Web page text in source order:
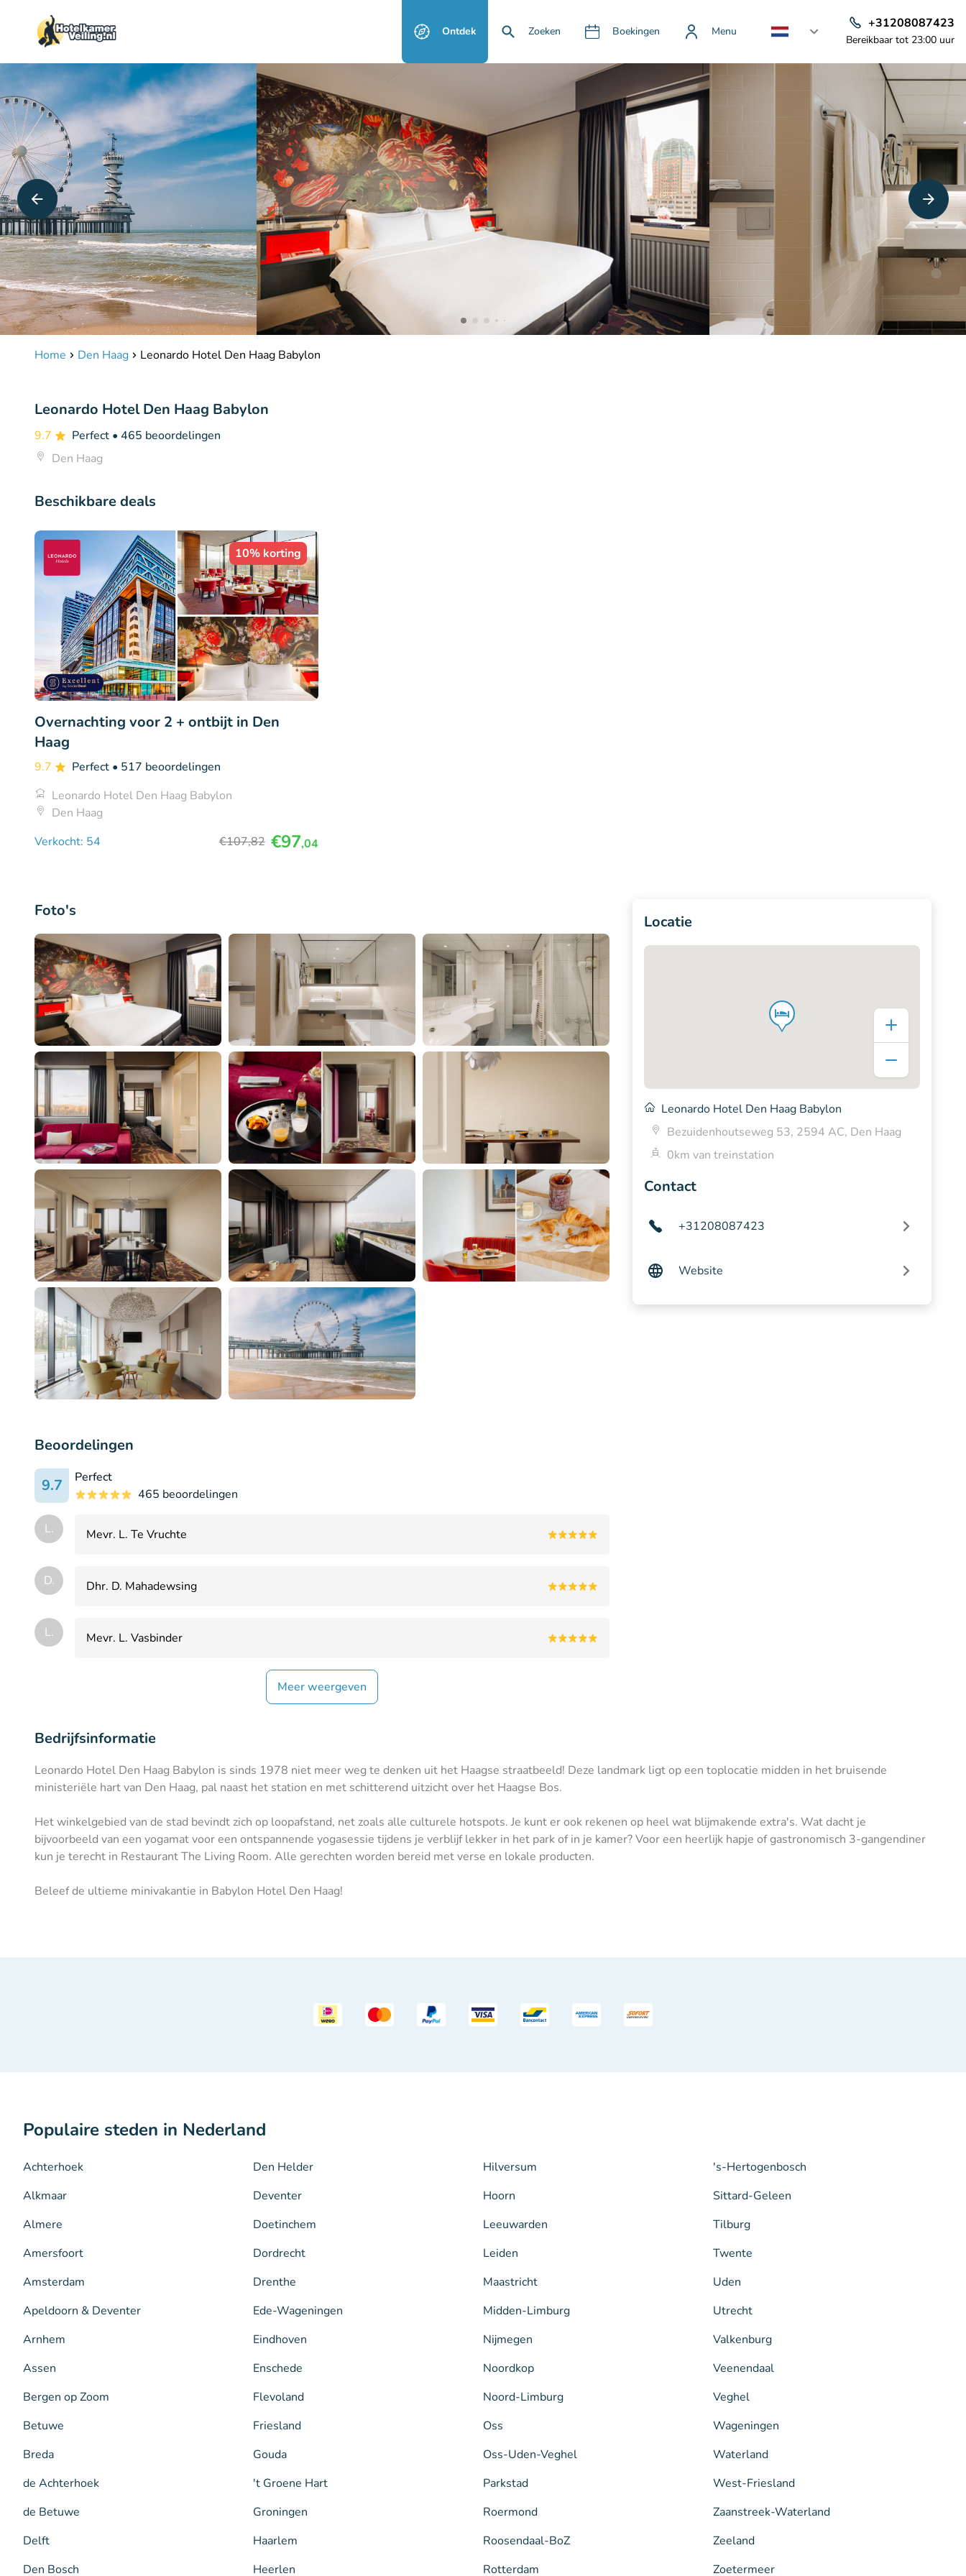
Ontdek Zoeken Boekingen Menu
+31208087423
Bereikbaar tot 23:00 uur
Home Den Haag Leonardo Hotel Den Haag Babylon
Leonardo Hotel Den Haag Babylon
9.7 Perfect • 465 beoordelingen
Den Haag
Beschikbare deals
10% korting
Overnachting voor 2 + ontbijt in Den
Haag
9.7 Perfect • 517 beoordelingen
Leonardo Hotel Den Haag Babylon
Den Haag
Verkocht: 54
€107,82 €97,04
Foto's
Beoordelingen
9.7
Perfect
465 beoordelingen
L. Mevr. L. Te Vruchte
D. Dhr. D. Mahadewsing
L. Mevr. L. Vasbinder
Meer weergeven
Locatie
Leonardo Hotel Den Haag Babylon
Bezuidenhoutseweg 53, 2594 AC, Den Haag
0km van treinstation
Contact
+31208087423
Website
Bedrijfsinformatie
Leonardo Hotel Den Haag Babylon is sinds 1978 niet meer weg te denken uit het Haagse straatbeeld! Deze landmark ligt op een toplocatie midden in het bruisende
ministeriële hart van Den Haag, pal naast het station en met schitterend uitzicht over het Haagse Bos.
Het winkelgebied van de stad bevindt zich op loopafstand, net zoals alle culturele hotspots. Je kunt er ook rekenen op heel wat blijmakende extra's. Wat dacht je
bijvoorbeeld van een yogamat voor een ontspannende yogasessie tijdens je verblijf lekker in het park of in je kamer? Voor een heerlijk hapje of gastronomisch 3-gangendiner
kun je terecht in Restaurant The Living Room. Alle gerechten worden bereid met verse en lokale producten.
Beleef de ultieme minivakantie in Babylon Hotel Den Haag!
Populaire steden in Nederland
Achterhoek
Alkmaar
Almere
Amersfoort
Amsterdam
Apeldoorn & Deventer
Arnhem
Assen
Bergen op Zoom
Betuwe
Breda
de Achterhoek
de Betuwe
Delft
Den Bosch
Den Helder
Deventer
Doetinchem
Dordrecht
Drenthe
Ede-Wageningen
Eindhoven
Enschede
Flevoland
Friesland
Gouda
't Groene Hart
Groningen
Haarlem
Heerlen
Hilversum
Hoorn
Leeuwarden
Leiden
Maastricht
Midden-Limburg
Nijmegen
Noordkop
Noord-Limburg
Oss
Oss-Uden-Veghel
Parkstad
Roermond
Roosendaal-BoZ
Rotterdam
's-Hertogenbosch
Sittard-Geleen
Tilburg
Twente
Uden
Utrecht
Valkenburg
Veenendaal
Veghel
Wageningen
Waterland
West-Friesland
Zaanstreek-Waterland
Zeeland
Zoetermeer